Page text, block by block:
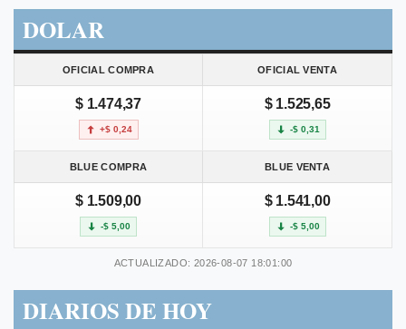
DOLAR
OFICIAL COMPRA OFICIAL VENTA
$ 1.474,37
+$ 0,24
$ 1.525,65
-$ 0,31
BLUE COMPRA BLUE VENTA
$ 1.509,00
-$ 5,00
$ 1.541,00
-$ 5,00
ACTUALIZADO: 2026-08-07 18:01:00
DIARIOS DE HOY